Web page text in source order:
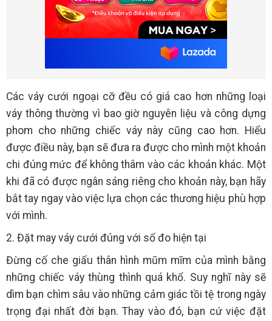
Các váy cưới ngoại cỡ đều có giá cao hơn những loại
váy thông thường vì bao giờ nguyên liệu và công dựng
phom cho những chiếc váy này cũng cao hơn. Hiểu
được điều này, bạn sẽ đưa ra được cho mình một khoản
chi đúng mức để không thâm vào các khoản khác. Một
khi đã có được ngân sáng riêng cho khoản này, bạn hãy
bắt tay ngay vào việc lựa chọn các thương hiệu phù hợp
với mình.
2. Đặt may váy cưới đúng với số đo hiện tại
Đừng cố che giấu thân hình mũm mĩm của mình bằng
những chiếc váy thùng thình quá khổ. Suy nghĩ này sẽ
dìm bạn chìm sâu vào những cảm giác tồi tệ trong ngày
trọng đại nhất đời bạn. Thay vào đó, bạn cứ việc đặt